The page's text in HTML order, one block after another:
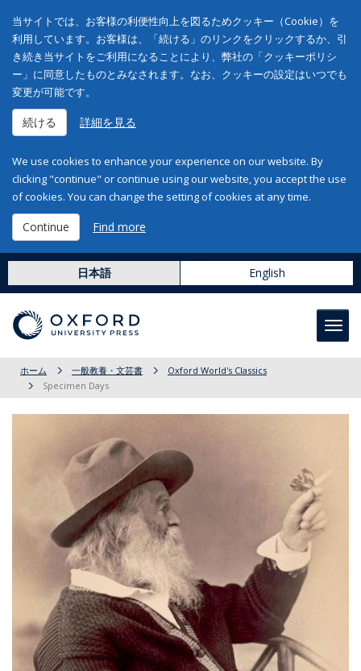
当サイトでは、お客様の利便性向上を図るためクッキー（Cookie）を
利用しています。お客様は、「続ける」のリンクをクリックするか、引
き続き当サイトをご利用になることにより、弊社の「クッキーポリシ
ー」に同意したものとみなされます。なお、クッキーの設定はいつでも
変更が可能です。
続ける 詳細を見る
We use cookies to enhance your experience on our website. By
clicking "continue" or continue using our website, you accept the use
of cookies. You can change the setting of cookies at any time.
Continue Find more
日本語 English
ホーム 一般教養・文芸書
Oxford World's Classics
Specimen Days